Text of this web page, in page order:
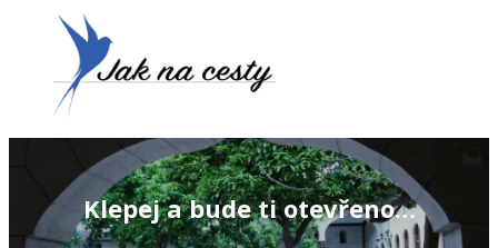
Klepej a bude ti otevřeno…